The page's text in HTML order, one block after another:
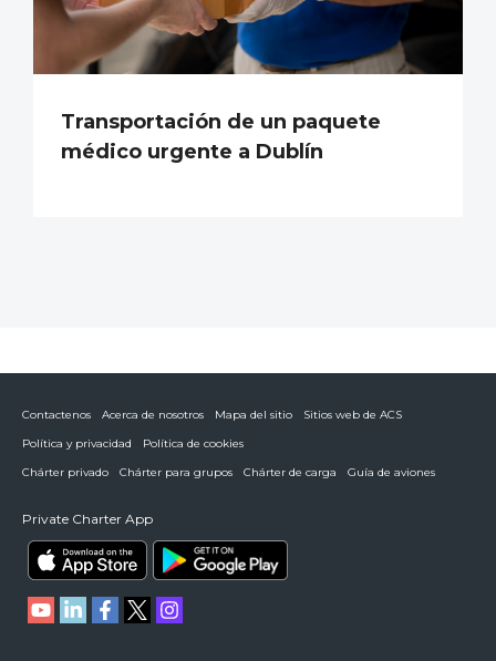
Transportación de un paquete
médico urgente a Dublín
Contactenos Acerca de nosotros Mapa del sitio
Sitios web de ACS
Política y privacidad
Política de cookies
Chárter privado
Chárter para grupos Chárter de carga Guía de aviones
Private Charter App